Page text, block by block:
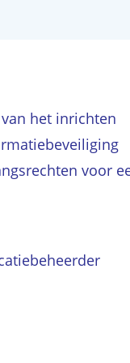
het inrichten
voor